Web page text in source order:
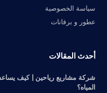
سياسة الخصوصية
عطور و برفانات
أحدث المقالات
شركة مشاريع رياحين | كيف
المياه؟